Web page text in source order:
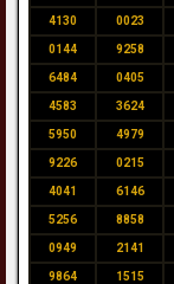
4130 0023
0144 9258
6484 0405
4583 3624
5950 4979
9226 0215
4041 6146
5256 8858
0949 2141
9864 1515